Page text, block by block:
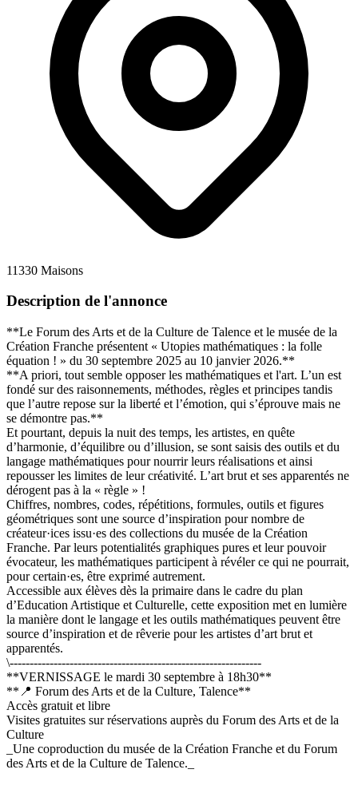
11330 Maisons
Description de l'annonce
**Le Forum des Arts et de la Culture de Talence et le musée de la
Création Franche présentent « Utopies mathématiques : la folle
équation ! » du 30 septembre 2025 au 10 janvier 2026.**
**A priori, tout semble opposer les mathématiques et l'art. L’un est
fondé sur des raisonnements, méthodes, règles et principes tandis
que l’autre repose sur la liberté et l’émotion, qui s’éprouve mais ne
se démontre pas.**
Et pourtant, depuis la nuit des temps, les artistes, en quête
d’harmonie, d’équilibre ou d’illusion, se sont saisis des outils et du
langage mathématiques pour nourrir leurs réalisations et ainsi
repousser les limites de leur créativité. L’art brut et ses apparentés ne
dérogent pas à la « règle » !
Chiffres, nombres, codes, répétitions, formules, outils et figures
géométriques sont une source d’inspiration pour nombre de
créateur·ices issu·es des collections du musée de la Création
Franche. Par leurs potentialités graphiques pures et leur pouvoir
évocateur, les mathématiques participent à révéler ce qui ne pourrait,
pour certain·es, être exprimé autrement.
Accessible aux élèves dès la primaire dans le cadre du plan
d’Education Artistique et Culturelle, cette exposition met en lumière
la manière dont le langage et les outils mathématiques peuvent être
source d’inspiration et de rêverie pour les artistes d’art brut et
apparentés.
\---------------------------------------------------------------
**VERNISSAGE le mardi 30 septembre à 18h30**
**📍 Forum des Arts et de la Culture, Talence**
Accès gratuit et libre
Visites gratuites sur réservations auprès du Forum des Arts et de la
Culture
_Une coproduction du musée de la Création Franche et du Forum
des Arts et de la Culture de Talence._